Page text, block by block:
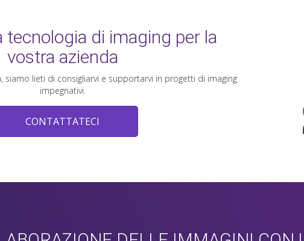
tecnologia di imaging per la
vostra azienda
siamo lieti di consigliarvi e supportarvi in progetti di imaging
impegnativi.
CONTATTATECI